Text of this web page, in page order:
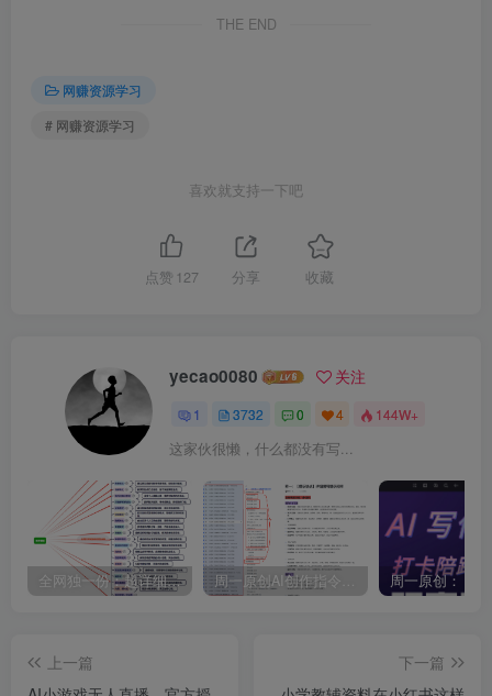
THE END
网赚资源学习
# 网赚资源学习
喜欢就支持一下吧
点赞 127 分享 收藏
yecao0080 关注
1 3732 0 4 144W+
这家伙很懒，什么都没有写...
全网独一份：超详细的40+个自媒体赛道领域解析手册，让你的内容创作不再局限！ 周一原创AI创作指令词：30+个领域赛道的创作提示词集合
上一篇
下一篇